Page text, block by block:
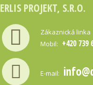
ERLIS PROJEKT, S.R.O.
Zákaznická linka
Mobil: +420 739
E-mail: